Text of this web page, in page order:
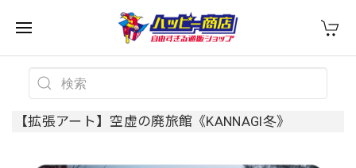
【拡張アート】空虚の廃旅館《KANNAGI冬》